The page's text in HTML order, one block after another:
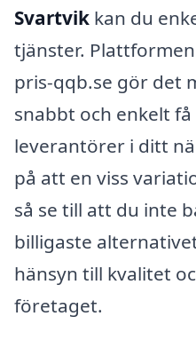
Svartvik kan du
tjänster.
pris-qqb.se gör det
snabbt och enkelt
leverantörer i ditt
på att en viss
så se till att du inte
billigaste
hänsyn till kvalitet
företaget.